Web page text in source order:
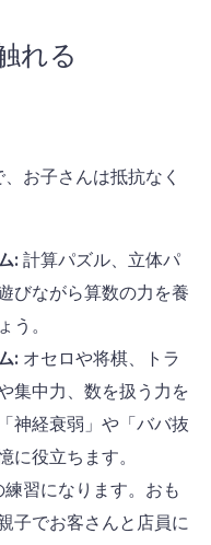
れる
お子さんは抵抗なく
: 計算パズル、立体パ
びながら算数の力を養
う。
: オセロや将棋、トラ
集中力、数を扱う力を
神経衰弱」や「ババ抜
に役立ちます。
習になります。おも
子でお客さんと店員に